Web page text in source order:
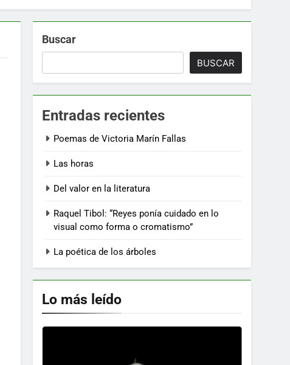
Buscar
BUSCAR
Entradas recientes
Poemas de Victoria Marín Fallas
Las horas
Del valor en la literatura
Raquel Tibol: “Reyes ponía cuidado en lo
visual como forma o cromatismo”
La poética de los árboles
Lo más leído